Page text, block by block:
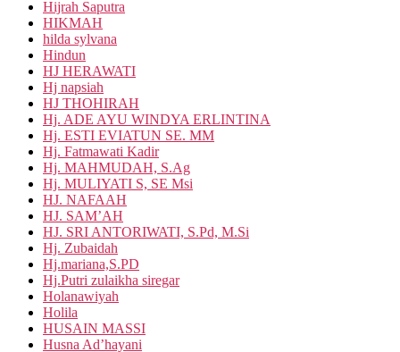
Hijrah Saputra
HIKMAH
hilda sylvana
Hindun
HJ HERAWATI
Hj napsiah
HJ THOHIRAH
Hj. ADE AYU WINDYA ERLINTINA
Hj. ESTI EVIATUN SE. MM
Hj. Fatmawati Kadir
Hj. MAHMUDAH, S.Ag
Hj. MULIYATI S, SE Msi
HJ. NAFAAH
HJ. SAM’AH
HJ. SRI ANTORIWATI, S.Pd, M.Si
Hj. Zubaidah
Hj.mariana,S.PD
Hj.Putri zulaikha siregar
Holanawiyah
Holila
HUSAIN MASSI
Husna Ad’hayani